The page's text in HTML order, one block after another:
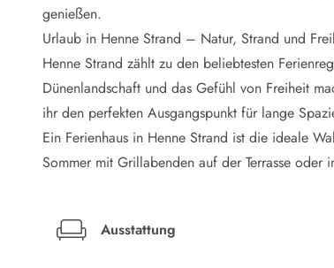
We love people
Esmark VIP Partnervorteile
Esmark KidsVIP
LEGOLAND® Rabatt
Urlaub mit Kindern
Urlaub mit Hund
Urlaub in der Natur
Finde Bernstein am Strand
genießen.
Urlaub in Henne Strand – Natur, Strand und
Henne Strand zählt zu den beliebtesten
Dünenlandschaft und das Gefühl von Freiheit
ihr den perfekten Ausgangspunkt für lange
Ein Ferienhaus in Henne Strand ist die ideale
Sommer mit Grillabenden auf der Terrasse
Ausstattung